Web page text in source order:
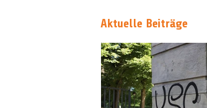
Aktuelle Beiträge